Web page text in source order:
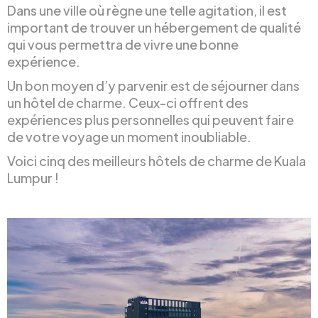
Dans une ville où règne une telle agitation, il est
important de trouver un hébergement de qualité
qui vous permettra de vivre une bonne
expérience.
Un bon moyen d’y parvenir est de séjourner dans
un hôtel de charme. Ceux-ci offrent des
expériences plus personnelles qui peuvent faire
de votre voyage un moment inoubliable.
Voici cinq des meilleurs hôtels de charme de Kuala
Lumpur !